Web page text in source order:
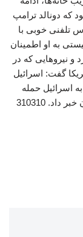
که دونالد ترامپ
تلفنی خوبی با
به او اطمینان
و نیروهایی که در
گفت: اسرائیل
اسرائیل حمله
310310